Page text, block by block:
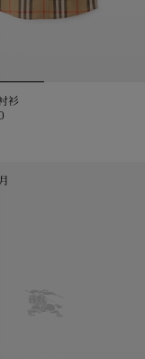
衫